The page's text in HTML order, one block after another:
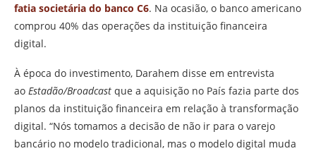
fatia societária do banco C6. Na ocasião, o banco americano
comprou 40% das operações da instituição financeira
digital.
À época do investimento, Darahem disse em entrevista
ao Estadão/Broadcast que a aquisição no País fazia parte dos
planos da instituição financeira em relação à transformação
digital. “Nós tomamos a decisão de não ir para o varejo
bancário no modelo tradicional, mas o modelo digital muda